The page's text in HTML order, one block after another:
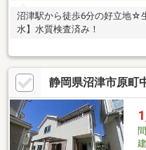
沼津駅から徒歩6分の好立地☆
水】水質検査済み！
静岡県沼津市原町